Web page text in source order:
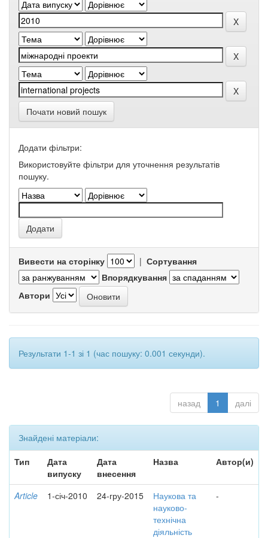
Почати новий пошук
Додати фільтри:
Використовуйте фільтри для уточнення результатів
пошуку.
Вивести на сторінку | Сортування
Впорядкування
Автори
Результати 1-1 зі 1 (час пошуку: 0.001 секунди).
назад 1 далі
Знайдені матеріали:
Тип
Дата
випуску
Дата
внесення
Назва Автор(и)
Article 1-січ-2010 24-гру-2015
Наукова та
науково-
технічна
діяльність
-